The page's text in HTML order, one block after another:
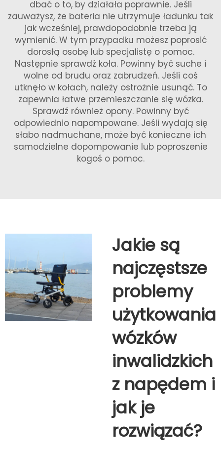
dbać o to, by działała poprawnie. Jeśli
zauważysz, że bateria nie utrzymuje ładunku tak
jak wcześniej, prawdopodobnie trzeba ją
wymienić. W tym przypadku możesz poprosić
dorosłą osobę lub specjalistę o pomoc.
Następnie sprawdź koła. Powinny być suche i
wolne od brudu oraz zabrudzeń. Jeśli coś
utknęło w kołach, należy ostrożnie usunąć. To
zapewnia łatwe przemieszczanie się wózka.
Sprawdź również opony. Powinny być
odpowiednio napompowane. Jeśli wydają się
słabo nadmuchane, może być konieczne ich
samodzielne dopompowanie lub poproszenie
kogoś o pomoc.
Jakie są
najczęstsze
problemy
użytkowania
wózków
inwalidzkich
z napędem i
jak je
rozwiązać?